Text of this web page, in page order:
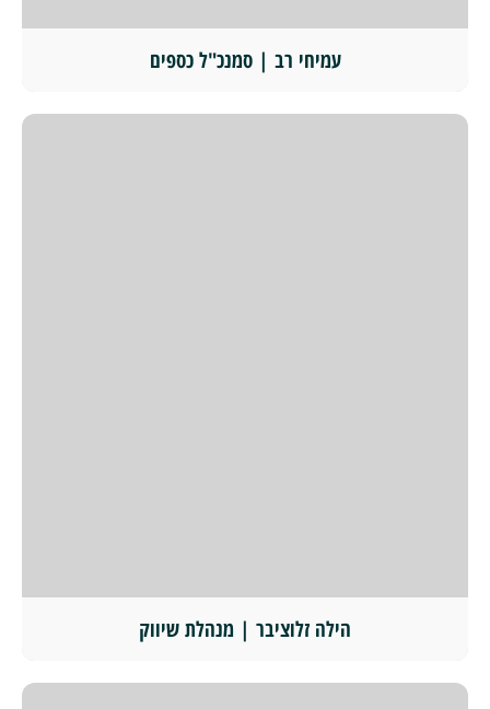
עמיחי רב | סמנכ"ל כספים
הילה זלוציבר | מנהלת שיווק